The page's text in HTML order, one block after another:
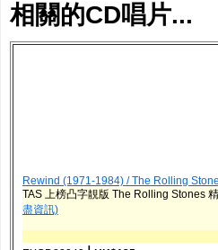
相關的CD唱片...
Rewind (1971-1984) / The Rolling
TAS 上榜凸字靚版 The Rolling Stones
盡資訊)